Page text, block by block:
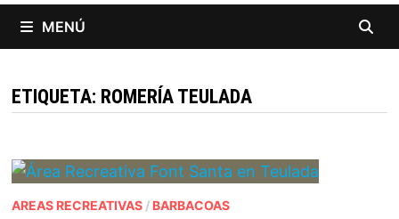
MENÚ
ETIQUETA: ROMERÍA TEULADA
AREAS RECREATIVAS/ BARBACOAS